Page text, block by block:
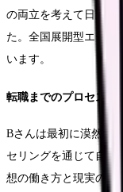
の両立を考えて日勤の
た。全国展開型エージ
います。
転職までのプロセス
Bさんは最初に漠然と
セリングを通じて自身
想の働き方と現実のバ